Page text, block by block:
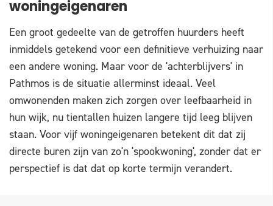
woningeigenaren
Een groot gedeelte van de getroffen huurders heeft
inmiddels getekend voor een definitieve verhuizing naar
een andere woning. Maar voor de 'achterblijvers' in
Pathmos is de situatie allerminst ideaal. Veel
omwonenden maken zich zorgen over leefbaarheid in
hun wijk, nu tientallen huizen langere tijd leeg blijven
staan. Voor vijf woningeigenaren betekent dit dat zij
directe buren zijn van zo'n 'spookwoning', zonder dat er
perspectief is dat dat op korte termijn verandert.